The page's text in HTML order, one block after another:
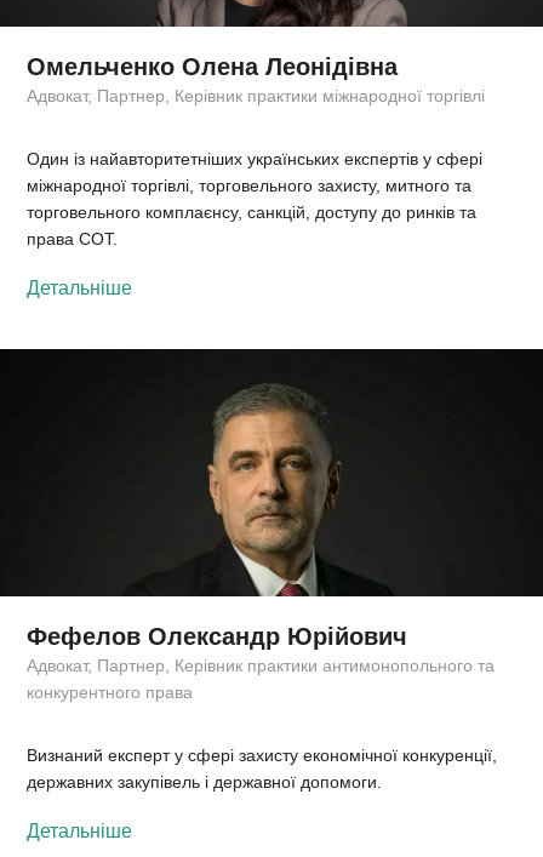
Омельченко Олена Леонідівна
Адвокат, Партнер, Керівник практики міжнародної торгівлі
Один із найавторитетніших українських експертів у сфері
міжнародної торгівлі, торговельного захисту, митного та
торговельного комплаєнсу, санкцій, доступу до ринків та
права СОТ.
Детальніше
Фефелов Олександр Юрійович
Адвокат, Партнер, Керівник практики антимонопольного та
конкурентного права
Визнаний експерт у сфері захисту економічної конкуренції,
державних закупівель і державної допомоги.
Детальніше